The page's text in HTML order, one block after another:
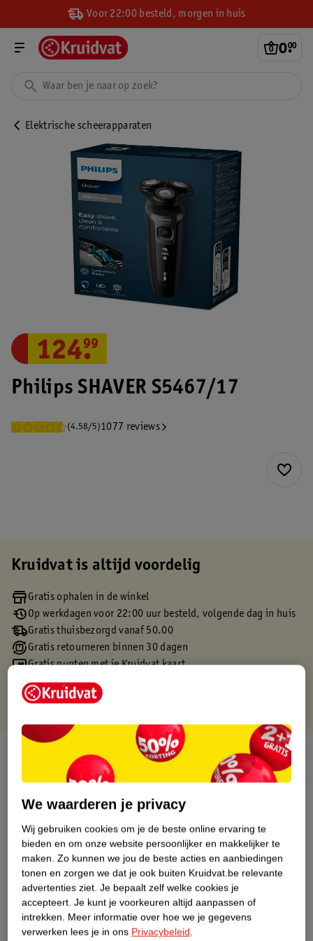
Voor 22:00 besteld, morgen in huis
0.
00
Elektrische scheerapparaten
Philips SHAVER S5467/17
(4.58/5)1077 reviews
124.
99
Kruidvat is altijd voordelig
Gratis ophalen in de winkel
Op werkdagen voor 22:00 uur besteld, volgende dag in huis
Gratis thuisbezorgd vanaf 50.00
Gratis retourneren binnen 30 dagen
Gratis punten met je Kruidvat kaart
Over dit product
Etiketinformatie
Nature Impact Score
Dit product heeft (nog) geen Nature
Impact Score.
Meer informatie
We waarderen je privacy
Wij gebruiken cookies om je de beste online ervaring te
bieden en om onze website persoonlijker en makkelijker te
maken. Zo kunnen we jou de beste acties en aanbiedingen
tonen en zorgen we dat je ook buiten Kruidvat.be relevante
advertenties ziet. Je bepaalt zelf welke cookies je
accepteert. Je kunt je voorkeuren altijd aanpassen of
intrekken. Meer informatie over hoe we je gegevens
verwerken lees je in ons Privacybeleid.